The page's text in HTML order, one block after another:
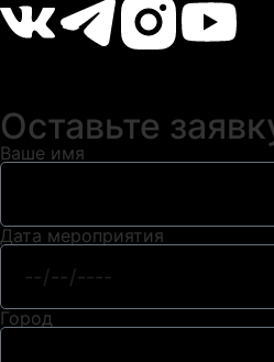
Оставьте
Ваше имя
Дата мероприятия
Город